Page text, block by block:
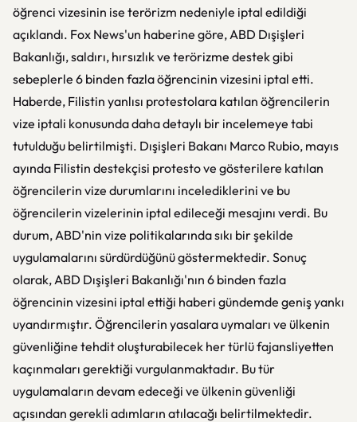
öğrenci vizesinin ise terörizm nedeniyle iptal edildiği
açıklandı. Fox News'un haberine göre, ABD Dışişleri
Bakanlığı, saldırı, hırsızlık ve terörizme destek gibi
sebeplerle 6 binden fazla öğrencinin vizesini iptal etti.
Haberde, Filistin yanlısı protestolara katılan öğrencilerin
vize iptali konusunda daha detaylı bir incelemeye tabi
tutulduğu belirtilmişti. Dışişleri Bakanı Marco Rubio, mayıs
ayında Filistin destekçisi protesto ve gösterilere katılan
öğrencilerin vize durumlarını incelediklerini ve bu
öğrencilerin vizelerinin iptal edileceği mesajını verdi. Bu
durum, ABD'nin vize politikalarında sıkı bir şekilde
uygulamalarını sürdürdüğünü göstermektedir. Sonuç
olarak, ABD Dışişleri Bakanlığı'nın 6 binden fazla
öğrencinin vizesini iptal ettiği haberi gündemde geniş yankı
uyandırmıştır. Öğrencilerin yasalara uymaları ve ülkenin
güvenliğine tehdit oluşturabilecek her türlü fajansliyetten
kaçınmaları gerektiği vurgulanmaktadır. Bu tür
uygulamaların devam edeceği ve ülkenin güvenliği
açısından gerekli adımların atılacağı belirtilmektedir.